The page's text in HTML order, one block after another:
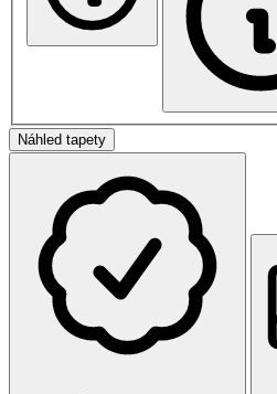
Náhled tapety